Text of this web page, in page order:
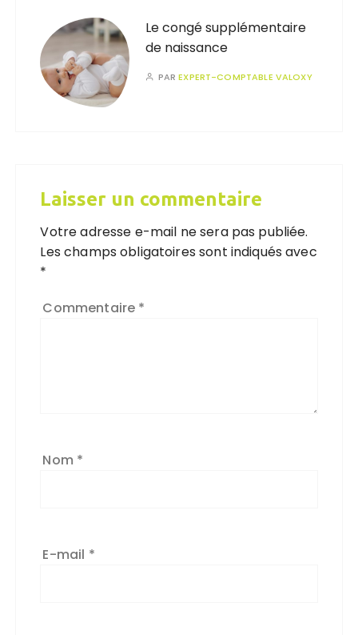
Le congé supplémentaire
de naissance
PAREXPERT-COMPTABLE VALOXY
Laisser un commentaire
Votre adresse e-mail ne sera pas publiée.
Les champs obligatoires sont indiqués avec
*
Commentaire *
Nom *
E-mail *